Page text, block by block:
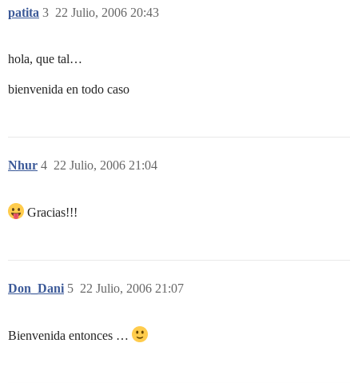
patita 22 Julio, 2006 20:43
3
hola, que tal…
bienvenida en todo caso
Nhur 22 Julio, 2006 21:04
4
Gracias!!!
Don_Dani 22 Julio, 2006 21:07
5
Bienvenida entonces …